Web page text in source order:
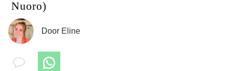
Nuoro)
Door Eline